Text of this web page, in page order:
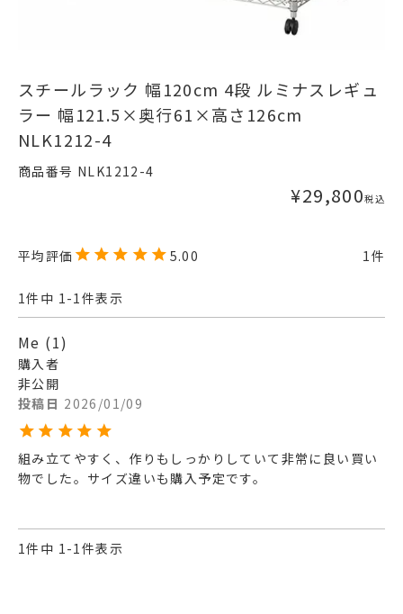
スチールラック 幅120cm 4段 ルミナスレギュ
ラー 幅121.5×奥行61×高さ126cm
NLK1212-4
商品番号 NLK1212-4
¥29,800税込
5.00 1
1件中 1 -1 件表示
Me 1
購入者
非公開
投稿日 2026/01/09
組み立てやすく、作りもしっかりしていて非常に良い買い
物でした。サイズ違いも購入予定です。
1件中 1 -1 件表示